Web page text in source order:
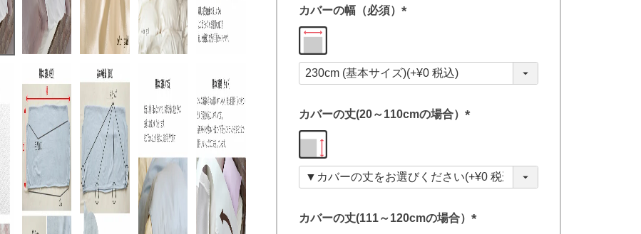
カバーの幅（必須）
須
)
カバーの丈(20～110cmの場合）
須
)
カバーの丈(111～120cmの場合）